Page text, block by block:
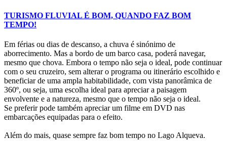
TURISMO FLUVIAL É BOM, QUANDO FAZ BOM
TEMPO!
Em férias ou dias de descanso, a chuva é sinónimo de
aborrecimento. Mas a bordo de um barco casa, poderá navegar,
mesmo que chova. Embora o tempo não seja o ideal, pode continuar
com o seu cruzeiro, sem alterar o programa ou itinerário escolhido e
beneficiar de uma ampla habitabilidade, com vista panorâmica de
360º, ou seja, uma escolha ideal para apreciar a paisagem
envolvente e a natureza, mesmo que o tempo não seja o ideal.
Se preferir pode também apreciar um filme em DVD nas
embarcações equipadas para o efeito.
Além do mais, quase sempre faz bom tempo no Lago Alqueva.